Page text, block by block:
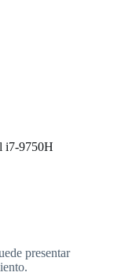
i7-9750H
presentar